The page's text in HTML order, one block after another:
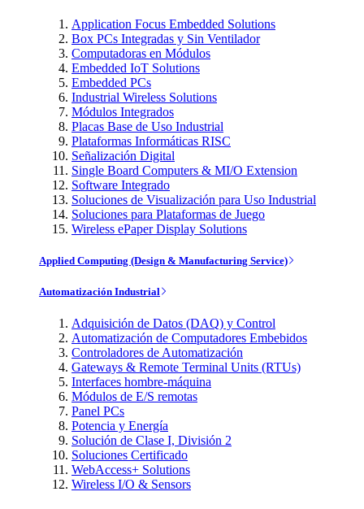
Application Focus Embedded Solutions
Box PCs Integradas y Sin Ventilador
Computadoras en Módulos
Embedded IoT Solutions
Embedded PCs
Industrial Wireless Solutions
Módulos Integrados
Placas Base de Uso Industrial
Plataformas Informáticas RISC
Señalización Digital
Single Board Computers & MI/O Extension
Software Integrado
Soluciones de Visualización para Uso Industrial
Soluciones para Plataformas de Juego
Wireless ePaper Display Solutions
Applied Computing (Design & Manufacturing Service)
Automatización Industrial
Adquisición de Datos (DAQ) y Control
Automatización de Computadores Embebidos
Controladores de Automatización
Gateways & Remote Terminal Units (RTUs)
Interfaces hombre-máquina
Módulos de E/S remotas
Panel PCs
Potencia y Energía
Solución de Clase I, División 2
Soluciones Certificado
WebAccess+ Solutions
Wireless I/O & Sensors